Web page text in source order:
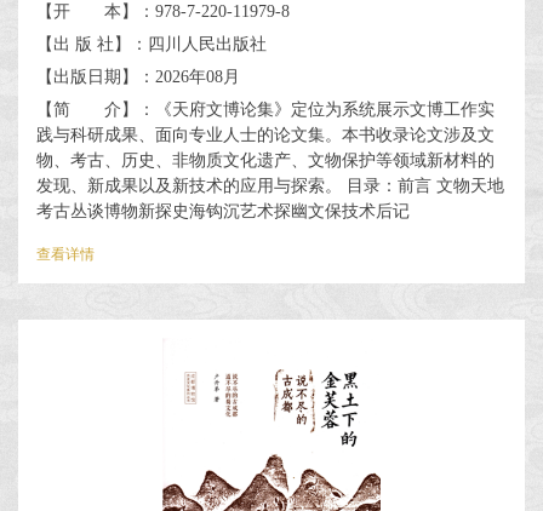
【开 本】：978-7-220-11979-8
【出 版 社】：四川人民出版社
【出版日期】：2026年08月
【简 介】：《天府文博论集》定位为系统展示文博工作实
践与科研成果、面向专业人士的论文集。本书收录论文涉及文
物、考古、历史、非物质文化遗产、文物保护等领域新材料的
发现、新成果以及新技术的应用与探索。 目录：前言 文物天地
考古丛谈博物新探史海钩沉艺术探幽文保技术后记
查看详情